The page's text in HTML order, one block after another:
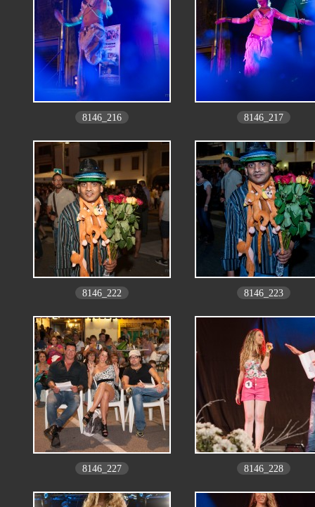
8146_216 8146_217
8146_222 8146_223
8146_227 8146_228